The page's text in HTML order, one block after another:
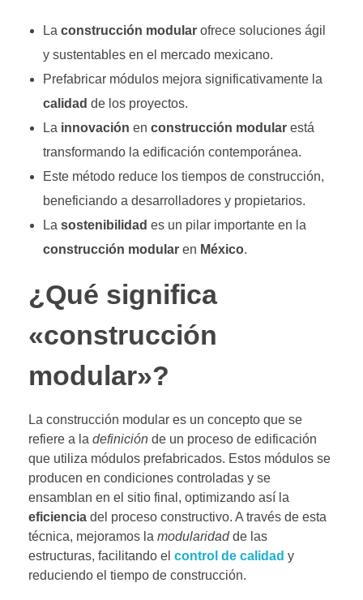
La construcción modularofrece soluciones ágil
y sustentables en el mercado mexicano.
Prefabricar módulos mejora significativamente la
calidad de los proyectos.
La innovación en construcción modularestá
transformando la edificación contemporánea.
Este método reduce los tiempos de construcción,
beneficiando a desarrolladores y propietarios.
La sostenibilidad es un pilar importante en la
construcción modularen México.
¿Qué significa
«construcción
modular»?
La construcción modular es un concepto que se
refiere a la definición de un proceso de edificación
que utiliza módulos prefabricados. Estos módulos se
producen en condiciones controladas y se
ensamblan en el sitio final, optimizando así la
eficiencia del proceso constructivo. A través de esta
técnica, mejoramos la modularidadde las
estructuras, facilitando el control de calidad y
reduciendo el tiempo de construcción.